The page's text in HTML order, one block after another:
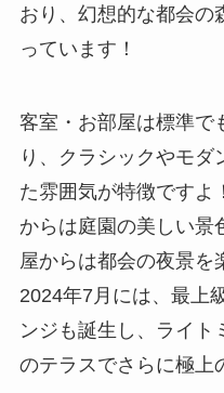
おり、幻想的な都会の
っています！
客室・お部屋は標準で
り、クラシックやモ
た雰囲気が特徴ですよ
からは庭園の美しい景
屋からは都会の夜景を
2024年7月には、最上
ンジも誕生し、ライト
のテラスでさらに極上